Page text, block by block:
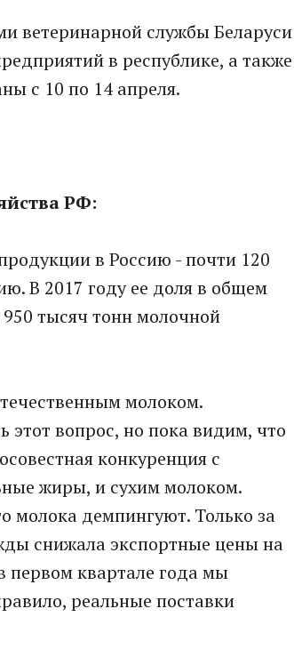
ветеринарной службы Беларуси
в республике, а также
с 10 по 14 апреля.
РФ:
в Россию - почти 120
В 2017 году ее доля в общем
950 тысяч тонн молочной
молоком.
этот вопрос, но пока видим, что
конкуренция с
жиры, и сухим молоком.
молока демпингуют. Только за
снижала экспортные цены на
первом квартале года мы
реальные поставки